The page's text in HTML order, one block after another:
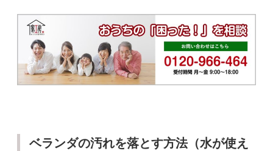
ベランダの汚れを落とす方法（水が使え